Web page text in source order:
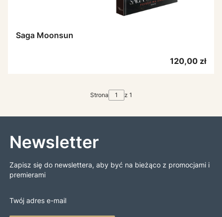
Saga Moonsun
Cena
120,00 zł
Strona z 1
Newsletter
Zapisz się do newslettera, aby być na bieżąco z promocjami i
premierami
Twój adres e-mail